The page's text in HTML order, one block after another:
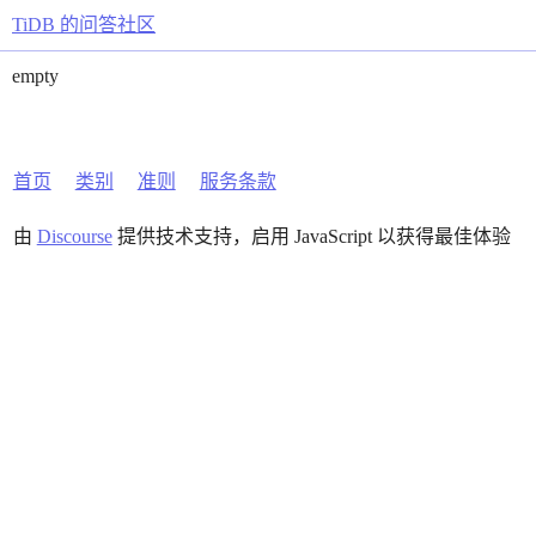
TiDB 的问答社区
empty
首页 类别 准则 服务条款
由 Discourse提供技术支持，启用 JavaScript 以获得最佳体验